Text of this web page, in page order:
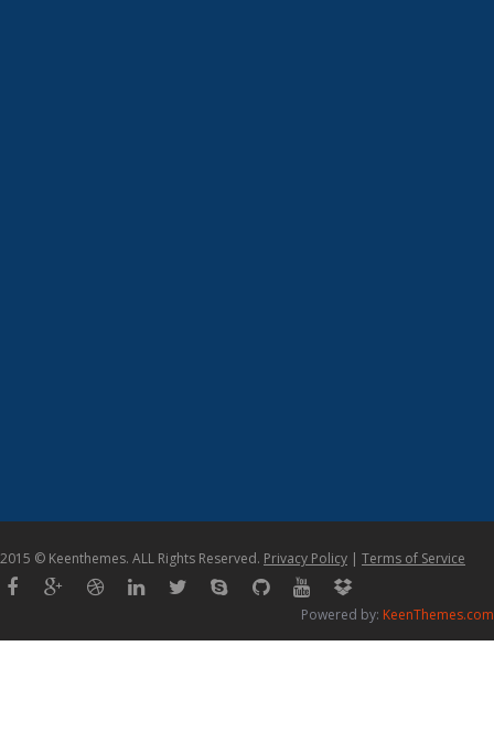
2015 © Keenthemes. ALL Rights Reserved. Privacy Policy | Terms of Service
Powered by: KeenThemes.com